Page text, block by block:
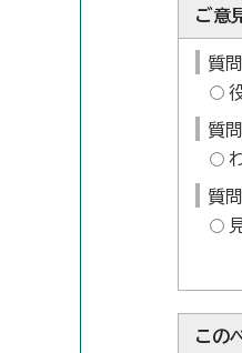
ご意
質
質
質
この